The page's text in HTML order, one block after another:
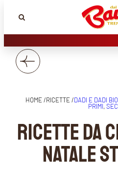
HOME /RICETTE /DADI E DADI BIO
PRIMI,
Ricette da
Natale